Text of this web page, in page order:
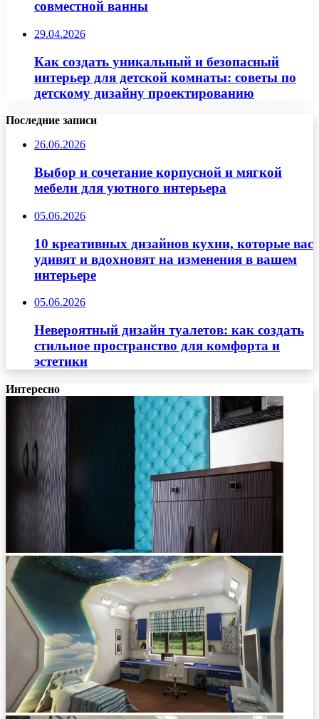
совместной ванны
29.04.2026
Как создать уникальный и безопасный
интерьер для детской комнаты: советы по
детскому дизайну проектированию
Последние записи
26.06.2026
Выбор и сочетание корпусной и мягкой
мебели для уютного интерьера
05.06.2026
10 креативных дизайнов кухни, которые вас
удивят и вдохновят на изменения в вашем
интерьере
05.06.2026
Невероятный дизайн туалетов: как создать
стильное пространство для комфорта и
эстетики
Интересно